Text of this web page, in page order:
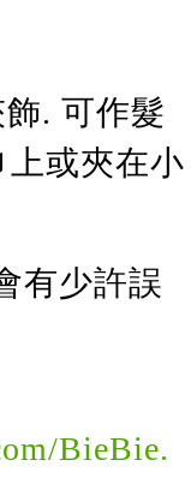
. 可作髮
或夾在小
有少許誤
BieBie.